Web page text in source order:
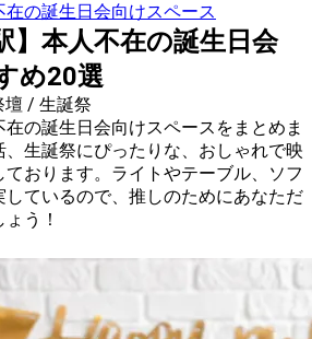
の誕生日会向けスペース
】本人不在の誕生日会
め20選
壇 / 生誕祭
の誕生日会向けスペースをまとめま
、生誕祭にぴったりな、おしゃれで映
ております。ライトやテーブル、ソフ
しているので、推しのためにあなただ
う！